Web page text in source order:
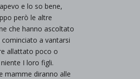
e lo so bene,
però le altre
che hanno ascoltato
cominciato a vantarsi
allattato poco o
I loro figli.
mamme diranno alle